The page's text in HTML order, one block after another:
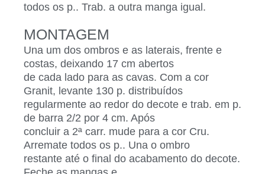
todos os p.. Trab. a outra manga igual.
MONTAGEM
Una um dos ombros e as laterais, frente e
costas, deixando 17 cm abertos
de cada lado para as cavas. Com a cor
Granit, levante 130 p. distribuídos
regularmente ao redor do decote e trab. em p.
de barra 2/2 por 4 cm. Após
concluir a 2ª carr. mude para a cor Cru.
Arremate todos os p.. Una o ombro
restante até o final do acabamento do decote.